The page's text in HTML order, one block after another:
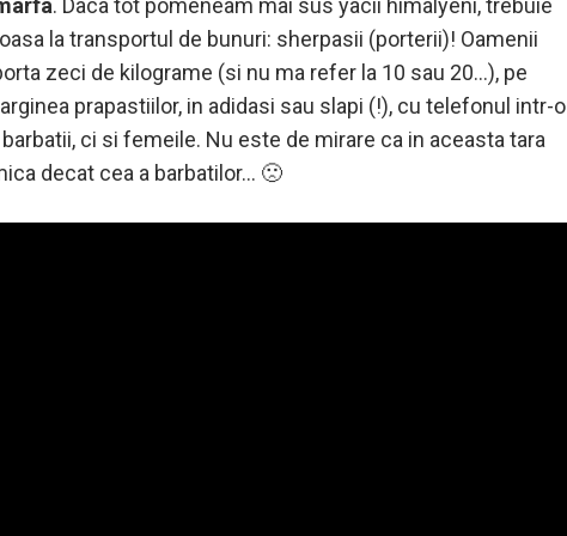
. Daca tot pomeneam mai sus yacii himalyeni, trebuie
la transportul de bunuri: sherpasii (porterii)! Oamenii
zeci de kilograme (si nu ma refer la 10 sau 20…), pe
prapastiilor, in adidasi sau slapi (!), cu telefonul intr-o
ci si femeile. Nu este de mirare ca in aceasta tara
decat cea a barbatilor… 🙁